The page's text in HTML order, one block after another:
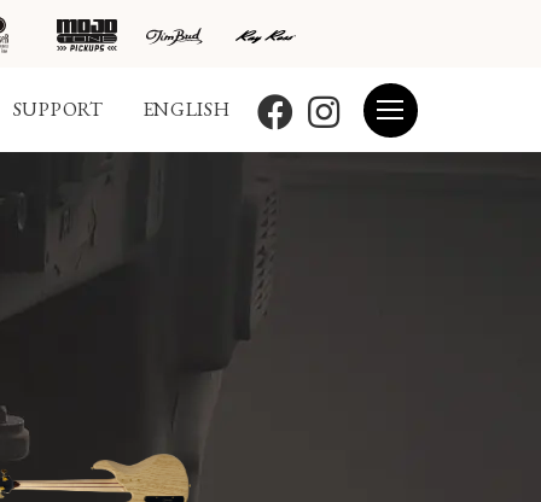
SUPPORT ENGLISH